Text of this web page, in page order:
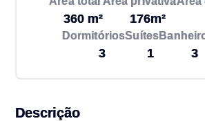
360 m² 176m²
Dormitórios
3
Suítes
1 3
Descrição